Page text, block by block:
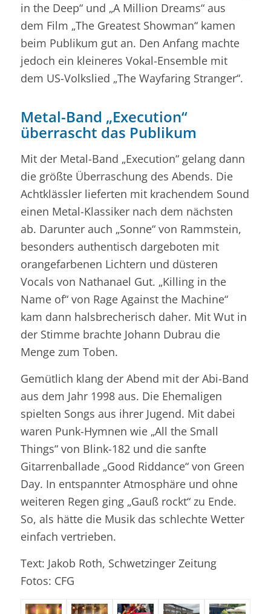
in the Deep“ und „A Million Dreams“ aus
dem Film „The Greatest Showman“ kamen
beim Publikum gut an. Den Anfang machte
jedoch ein kleineres Vokal-Ensemble mit
dem US-Volkslied „The Wayfaring Stranger“.
Metal-Band „Execution“
überrascht das Publikum
Mit der Metal-Band „Execution“ gelang dann
die größte Überraschung des Abends. Die
Achtklässler lieferten mit krachendem Sound
einen Metal-Klassiker nach dem nächsten
ab. Darunter auch „Sonne“ von Rammstein,
besonders authentisch dargeboten mit
orangefarbenen Lichtern und düsteren
Vocals von Nathanael Gut. „Killing in the
Name of“ von Rage Against the Machine“
kam dann halsbrecherisch daher. Mit Wut in
der Stimme brachte Johann Dubrau die
Menge zum Toben.
Gemütlich klang der Abend mit der Abi-Band
aus dem Jahr 1998 aus. Die Ehemaligen
spielten Songs aus ihrer Jugend. Mit dabei
waren Punk-Hymnen wie „All the Small
Things“ von Blink-182 und die sanfte
Gitarrenballade „Good Riddance“ von Green
Day. In entspannter Atmosphäre und ohne
weiteren Regen ging „Gauß rockt“ zu Ende.
So, als hätte die Musik das schlechte Wetter
einfach vertrieben.
Text: Jakob Roth, Schwetzinger Zeitung
Fotos: CFG